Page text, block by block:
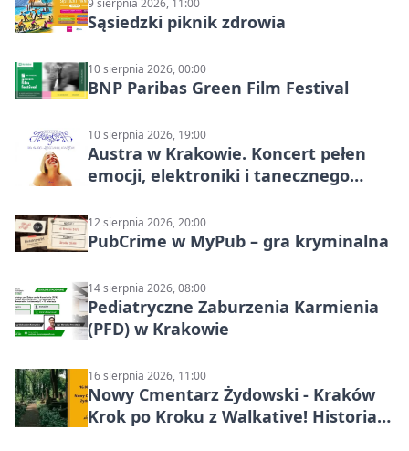
Sąsiedzki piknik zdrowia
10 sierpnia 2026, 00:00
BNP Paribas Green Film Festival
10 sierpnia 2026, 19:00
Austra w Krakowie. Koncert pełen
emocji, elektroniki i tanecznego
12 sierpnia 2026, 20:00
PubCrime w MyPub – gra kryminalna
14 sierpnia 2026, 08:00
Pediatryczne Zaburzenia Karmienia
(PFD) w Krakowie
16 sierpnia 2026, 11:00
Nowy Cmentarz Żydowski - Kraków
Krok po Kroku z Walkative! Historia